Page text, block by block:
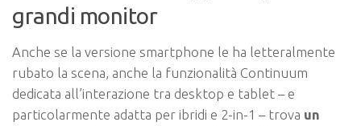
grandi monitor
Anche se la versione smartphone le ha letteralmente
rubato la scena, anche la funzionalità Continuum
dedicata all’interazione tra desktop e tablet – e
particolarmente adatta per ibridi e 2-in-1 – trova un